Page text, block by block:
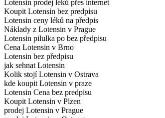
Lotensin prodej léků přes internet
Koupit Lotensin bez predpisu
Lotensin ceny léků na předpis
Náklady z Lotensin v Prague
Lotensin pilulka po bez předpisu
Cena Lotensin v Brno
Lotensin bez předpisu
jak sehnat Lotensin
Kolik stojí Lotensin v Ostrava
kde koupit Lotensin v praze
Lotensin Cena bez predpisu
Koupit Lotensin v Plzen
prodej Lotensin v Prague